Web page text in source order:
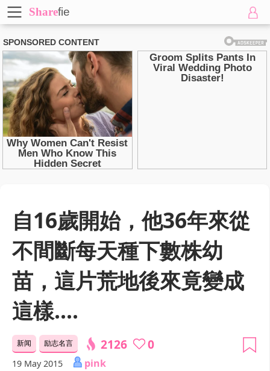
Sharefie
自16歲開始，他36年來從
不間斷每天種下數株幼
苗，這片荒地後來竟變成
這樣....
新闻 励志名言 2126 0
19 May 2015 pink